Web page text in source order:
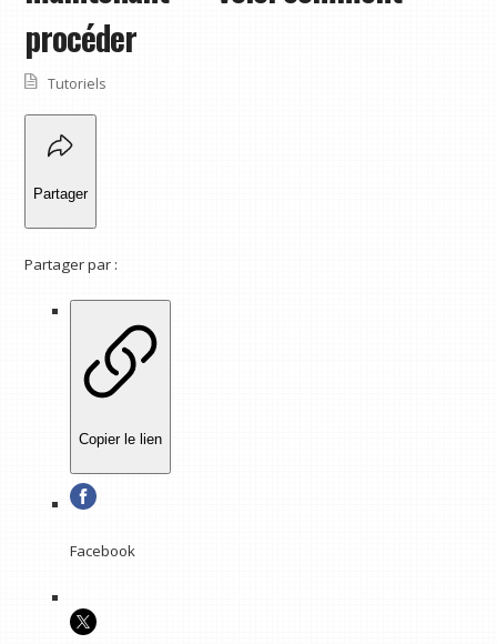
procéder
Tutoriels
Partager
Partager par :
Copier le lien
Facebook